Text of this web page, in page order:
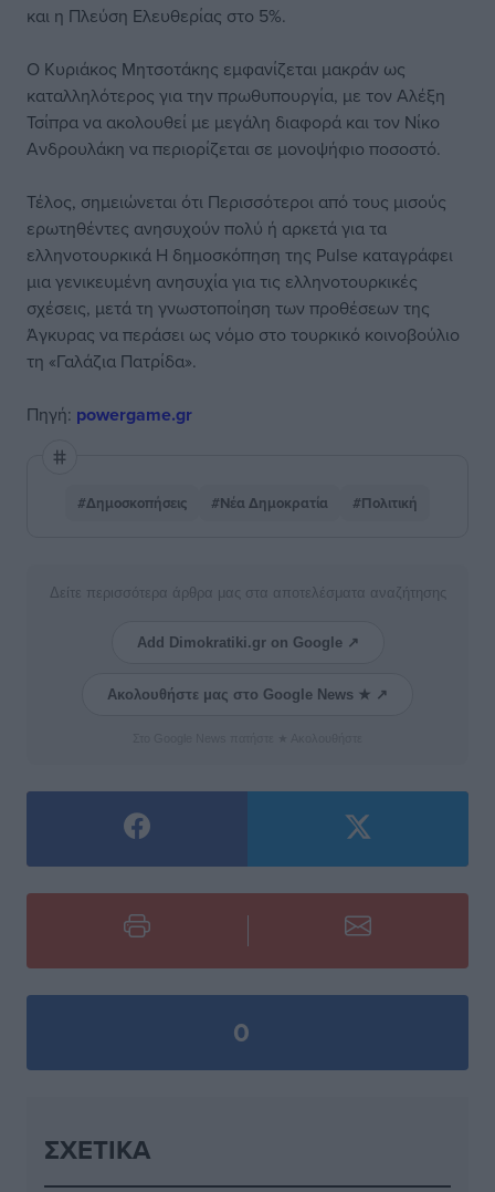
και η Πλεύση Ελευθερίας στο 5%.
Ο Κυριάκος Μητσοτάκης εμφανίζεται μακράν ως
καταλληλότερος για την πρωθυπουργία, με τον Αλέξη
Τσίπρα να ακολουθεί με μεγάλη διαφορά και τον Νίκο
Ανδρουλάκη να περιορίζεται σε μονοψήφιο ποσοστό.
Τέλος, σημειώνεται ότι Περισσότεροι από τους μισούς
ερωτηθέντες ανησυχούν πολύ ή αρκετά για τα
ελληνοτουρκικά Η δημοσκόπηση της Pulse καταγράφει
μια γενικευμένη ανησυχία για τις ελληνοτουρκικές
σχέσεις, μετά τη γνωστοποίηση των προθέσεων της
Άγκυρας να περάσει ως νόμο στο τουρκικό κοινοβούλιο
τη «Γαλάζια Πατρίδα».
Πηγή: powergame.gr
#Δημοσκοπήσεις #Νέα Δημοκρατία #Πολιτική
Δείτε περισσότερα άρθρα μας στα αποτελέσματα αναζήτησης
Add Dimokratiki.gr on Google ↗
Ακολουθήστε μας στο Google News ★ ↗
0
ΣΧΕΤΙΚΆ